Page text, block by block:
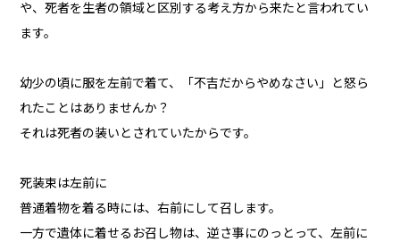
や、死者を生者の領域と区別する考え方から来たと言われてい
ます。
幼少の頃に服を左前で着て、「不吉だからやめなさい」と怒ら
れたことはありませんか？
それは死者の装いとされていたからです。
死装束は左前に
普通着物を着る時には、右前にして召します。
一方で遺体に着せるお召し物は、逆さ事にのっとって、左前に